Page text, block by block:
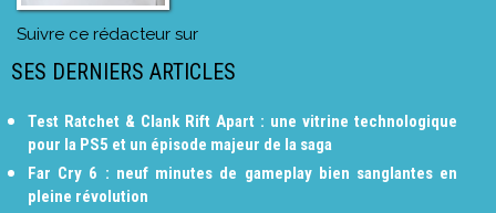
Suivre ce rédacteur sur
SES DERNIERS ARTICLES
Test Ratchet & Clank Rift Apart : une vitrine technologique
pour la PS5 et un épisode majeur de la saga
Far Cry 6 : neuf minutes de gameplay bien sanglantes en
pleine révolution